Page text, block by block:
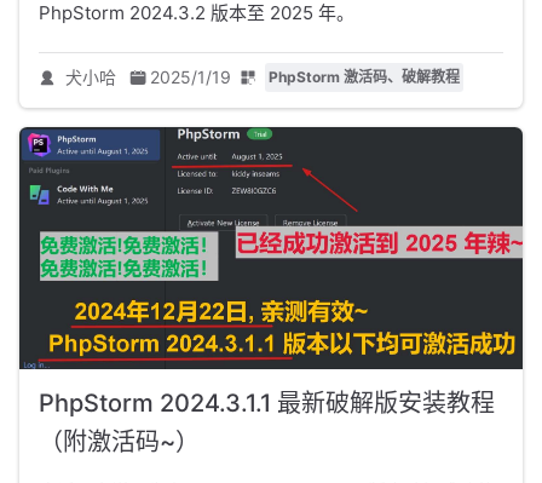
PhpStorm 2024.3.2 版本至 2025 年。
犬小哈 2025/1/19 PhpStorm 激活码、破解教程
PhpStorm 2024.3.1.1 最新破解版安装教程
（附激活码~）